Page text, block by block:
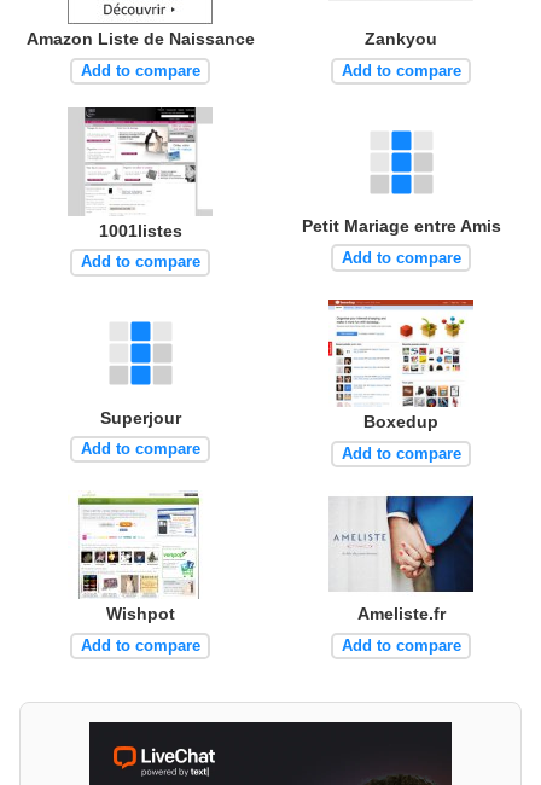
Amazon Liste de Naissance
Add to compare
Zankyou
Add to compare
1001listes
Add to compare
Petit Mariage entre Amis
Add to compare
Superjour
Add to compare
Boxedup
Add to compare
Wishpot
Add to compare
Ameliste.fr
Add to compare